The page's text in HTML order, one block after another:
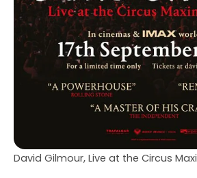
David Gilmour, Live at the Circus